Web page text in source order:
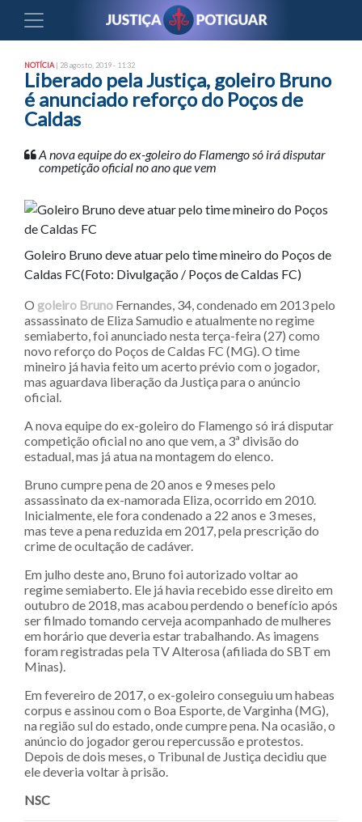
NOTÍCIA | 28 agosto, 2019 - 11:32
Liberado pela Justiça, goleiro Bruno
é anunciado reforço do Poços de
Caldas
A nova equipe do ex-goleiro do Flamengo só irá disputar
competição oficial no ano que vem
Goleiro Bruno deve atuar pelo time mineiro do Poços de
Caldas FC(Foto: Divulgação / Poços de Caldas FC)
O goleiro Bruno Fernandes, 34, condenado em 2013 pelo
assassinato de Eliza Samudio e atualmente no regime
semiaberto, foi anunciado nesta terça-feira (27) como
novo reforço do Poços de Caldas FC (MG). O time
mineiro já havia feito um acerto prévio com o jogador,
mas aguardava liberação da Justiça para o anúncio
oficial.
A nova equipe do ex-goleiro do Flamengo só irá disputar
competição oficial no ano que vem, a 3ª divisão do
estadual, mas já atua na montagem do elenco.
Bruno cumpre pena de 20 anos e 9 meses pelo
assassinato da ex-namorada Eliza, ocorrido em 2010.
Inicialmente, ele fora condenado a 22 anos e 3 meses,
mas teve a pena reduzida em 2017, pela prescrição do
crime de ocultação de cadáver.
Em julho deste ano, Bruno foi autorizado voltar ao
regime semiaberto. Ele já havia recebido esse direito em
outubro de 2018, mas acabou perdendo o benefício após
ser filmado tomando cerveja acompanhado de mulheres
em horário que deveria estar trabalhando. As imagens
foram registradas pela TV Alterosa (afiliada do SBT em
Minas).
Em fevereiro de 2017, o ex-goleiro conseguiu um habeas
corpus e assinou com o Boa Esporte, de Varginha (MG),
na região sul do estado, onde cumpre pena. Na ocasião, o
anúncio do jogador gerou repercussão e protestos.
Depois de dois meses, o Tribunal de Justiça decidiu que
ele deveria voltar à prisão.
NSC